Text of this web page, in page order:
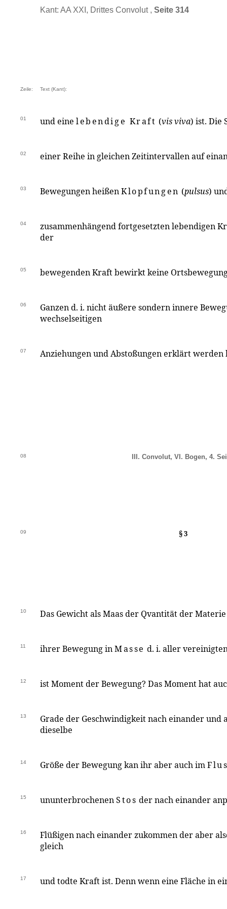
Kant: AA XXI, Drittes Convolut , Seite 314
Zeile: Text (Kant):
01 und eine lebendige Kraft (vis viva) ist. Die
02 einer Reihe in gleichen Zeitintervallen auf
03 Bewegungen heißenKlopfungen (pulsus)
04
zusammenhängend fortgesetzten lebendigen
der
05 bewegenden Kraft bewirkt keine
06
Ganzen d. i. nicht äußere sondern innere
wechselseitigen
07 Anziehungen und Abstoßungen erklärt werden
08 III. Convolut, VI. Bogen, 4.
09 § 3
10 Das Gewicht als Maas der Qvantität der
11 ihrer Bewegung inMasse d. i. aller
12 ist Moment der Bewegung? Das Moment hat
13
Grade der Geschwindigkeit nach einander und
dieselbe
14 Größe der Bewegung kan ihr aber auch im
15 ununterbrochenenStos der nach einander
16
Flüßigen nach einander zukommen der aber
gleich
17 und todte Kraft ist. Denn wenn eine Fläche in